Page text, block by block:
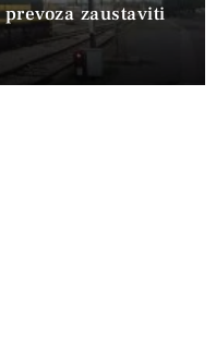
zaustaviti